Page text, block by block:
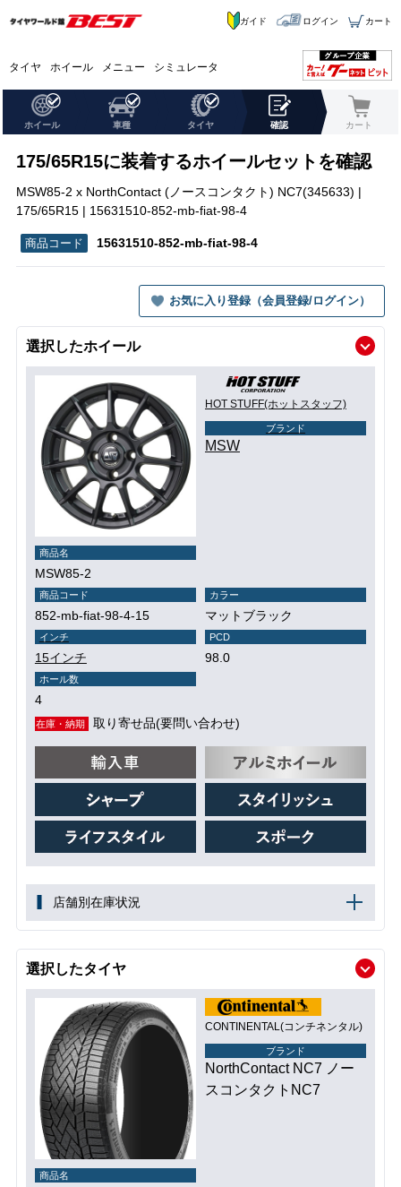
タイヤ ホイール メニュー シミュレータ
ガイド ログイン カート
ホイール 車種 タイヤ 確認 カート
175/65R15に装着するホイールセットを確認
MSW85-2 x NorthContact (ノースコンタクト) NC7(345633) |
175/65R15 | 15631510-852-mb-fiat-98-4
15631510-852-mb-fiat-98-4
お気に入り登録（会員登録/ログイン）
選択したホイール
HOT STUFF(ホットスタッフ)
ブランド
MSW
商品名
MSW85-2
商品コード
852-mb-fiat-98-4-15
カラー
マットブラック
インチ
15インチ
PCD
98.0
ホール数
4
在庫・納期 取り寄せ品(要問い合わせ)
店舗別在庫状況
選択したタイヤ
CONTINENTAL(コンチネンタル)
ブランド
NorthContact NC7 ノー
スコンタクトNC7
商品名